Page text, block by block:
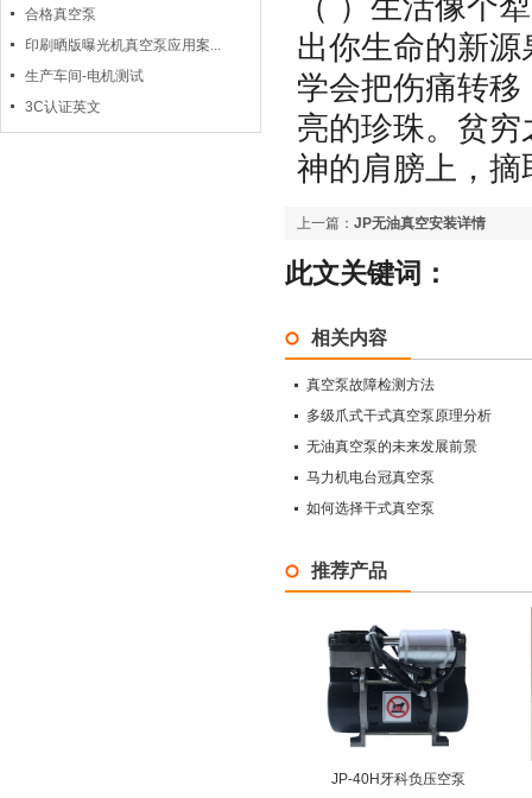
合格真空泵
印刷晒版曝光机真空泵应用案...
生产车间-电机测试
3C认证英文
（ ）生活像个
出你生命的新
学会把伤痛转
亮的珍珠。贫
神的肩膀上，
上一篇： JP无油真空安装详情
此文关键词：
相关内容
真空泵故障检测方法
多级爪式干式真空泵原理分析
无油真空泵的未来发展前景
马力机电台冠真空泵
如何选择干式真空泵
推荐产品
JP-40H牙科负压空泵